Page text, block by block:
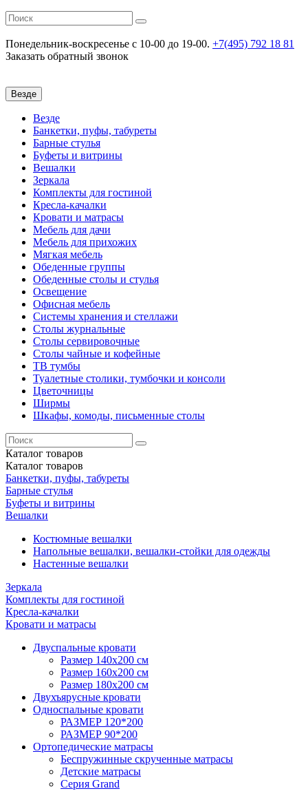
Понедельник-воскресенье c 10-00 до 19-00. +7(495) 792 18 81
Заказать обратный звонок
Везде
Везде
Банкетки, пуфы, табуреты
Барные стулья
Буфеты и витрины
Вешалки
Зеркала
Комплекты для гостиной
Кресла-качалки
Кровати и матрасы
Мебель для дачи
Мебель для прихожих
Мягкая мебель
Обеденные группы
Обеденные столы и стулья
Освещение
Офисная мебель
Системы хранения и стеллажи
Столы журнальные
Столы сервировочные
Столы чайные и кофейные
ТВ тумбы
Туалетные столики, тумбочки и консоли
Цветочницы
Ширмы
Шкафы, комоды, письменные столы
Каталог товаров
Каталог товаров
Банкетки, пуфы, табуреты
Барные стулья
Буфеты и витрины
Вешалки
Костюмные вешалки
Напольные вешалки, вешалки-стойки для одежды
Настенные вешалки
Зеркала
Комплекты для гостиной
Кресла-качалки
Кровати и матрасы
Двуспальные кровати
Размер 140х200 см
Размер 160х200 см
Размер 180х200 см
Двухъярусные кровати
Односпальные кровати
РАЗМЕР 120*200
РАЗМЕР 90*200
Ортопедические матрасы
Беспружинные скрученные матрасы
Детские матрасы
Серия Grand